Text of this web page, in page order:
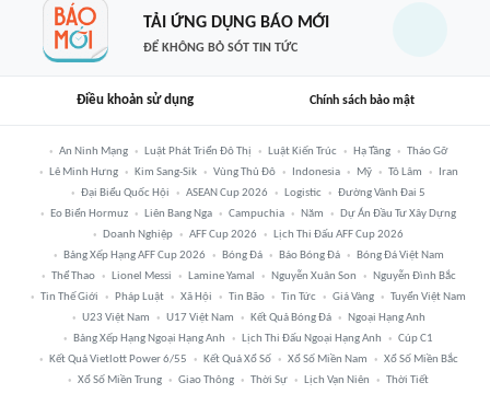
TẢI ỨNG DỤNG BÁO MỚI
ĐỂ KHÔNG BỎ SÓT TIN TỨC
Điều khoản sử dụng Chính sách bảo mật
An Ninh Mạng Luật Phát Triển Đô Thị Luật Kiến Trúc Hạ Tầng
Tháo Gỡ
Lê Minh Hưng
Kim Sang-Sik Vùng Thủ Đô Indonesia Mỹ Tô Lâm
Iran
Đại Biểu Quốc Hội
ASEAN Cup 2026 Logistic
Đường Vành Đai 5
Eo Biển Hormuz
Liên Bang Nga Campuchia Năm
Dự Án Đầu Tư Xây Dựng
Doanh Nghiệp
AFF Cup 2026
Lịch Thi Đấu AFF Cup 2026
Bảng Xếp Hạng AFF Cup 2026
Bóng Đá Báo Bóng Đá
Bóng Đá Việt Nam
Thể Thao
Lionel Messi Lamine Yamal Nguyễn Xuân Son
Nguyễn Đình Bắc
Tin Thế Giới
Pháp Luật Xã Hội Tin Bão Tin Tức Giá Vàng
Tuyển Việt Nam
U23 Việt Nam
U17 Việt Nam Kết Quả Bóng Đá
Ngoại Hạng Anh
Bảng Xếp Hạng Ngoại Hạng Anh
Lịch Thi Đấu Ngoại Hạng Anh
Cúp C1
Kết Quả Vietlott Power 6/55
Kết Quả Xổ Số Xổ Số Miền Nam
Xổ Số Miền Bắc
Xổ Số Miền Trung
Giao Thông Thời Sự Lịch Vạn Niên Thời Tiết